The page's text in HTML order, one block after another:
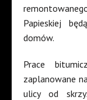
Papieskiej
domów.
Prace
zaplanowane
ulicy od